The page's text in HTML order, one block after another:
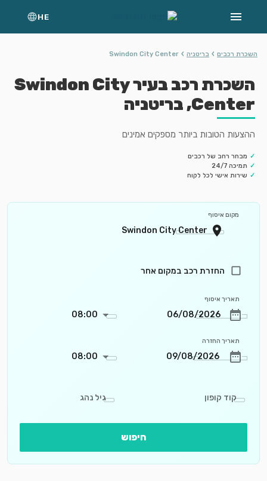
HE
השכרת רכבים › בריטניה ›
Swindon City Center
השכרת רכב בעיר Swindon City
Center, בריטניה
ההצעות הטובות ביותר מספקים אמינים
✓ מבחר רחב של רכבים
✓ תמיכה 24/7
✓ שירות אישי לכל לקוח
מקום איסוף
החזרת רכב במקום אחר
תאריך איסוף
08:00
תאריך החזרה
08:00
קוד קופון גיל נהג
חיפוש